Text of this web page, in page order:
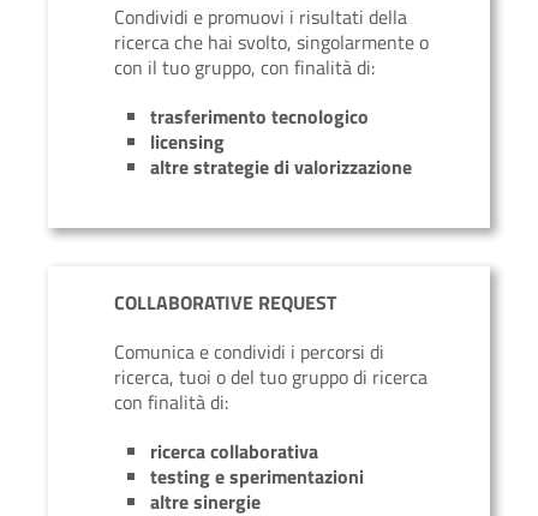
Condividi e promuovi i risultati della
ricerca che hai svolto, singolarmente o
con il tuo gruppo, con finalità di:
trasferimento tecnologico
licensing
altre strategie di valorizzazione
COLLABORATIVE REQUEST
Comunica e condividi i percorsi di
ricerca, tuoi o del tuo gruppo di ricerca
con finalità di:
ricerca collaborativa
testing e sperimentazioni
altre sinergie